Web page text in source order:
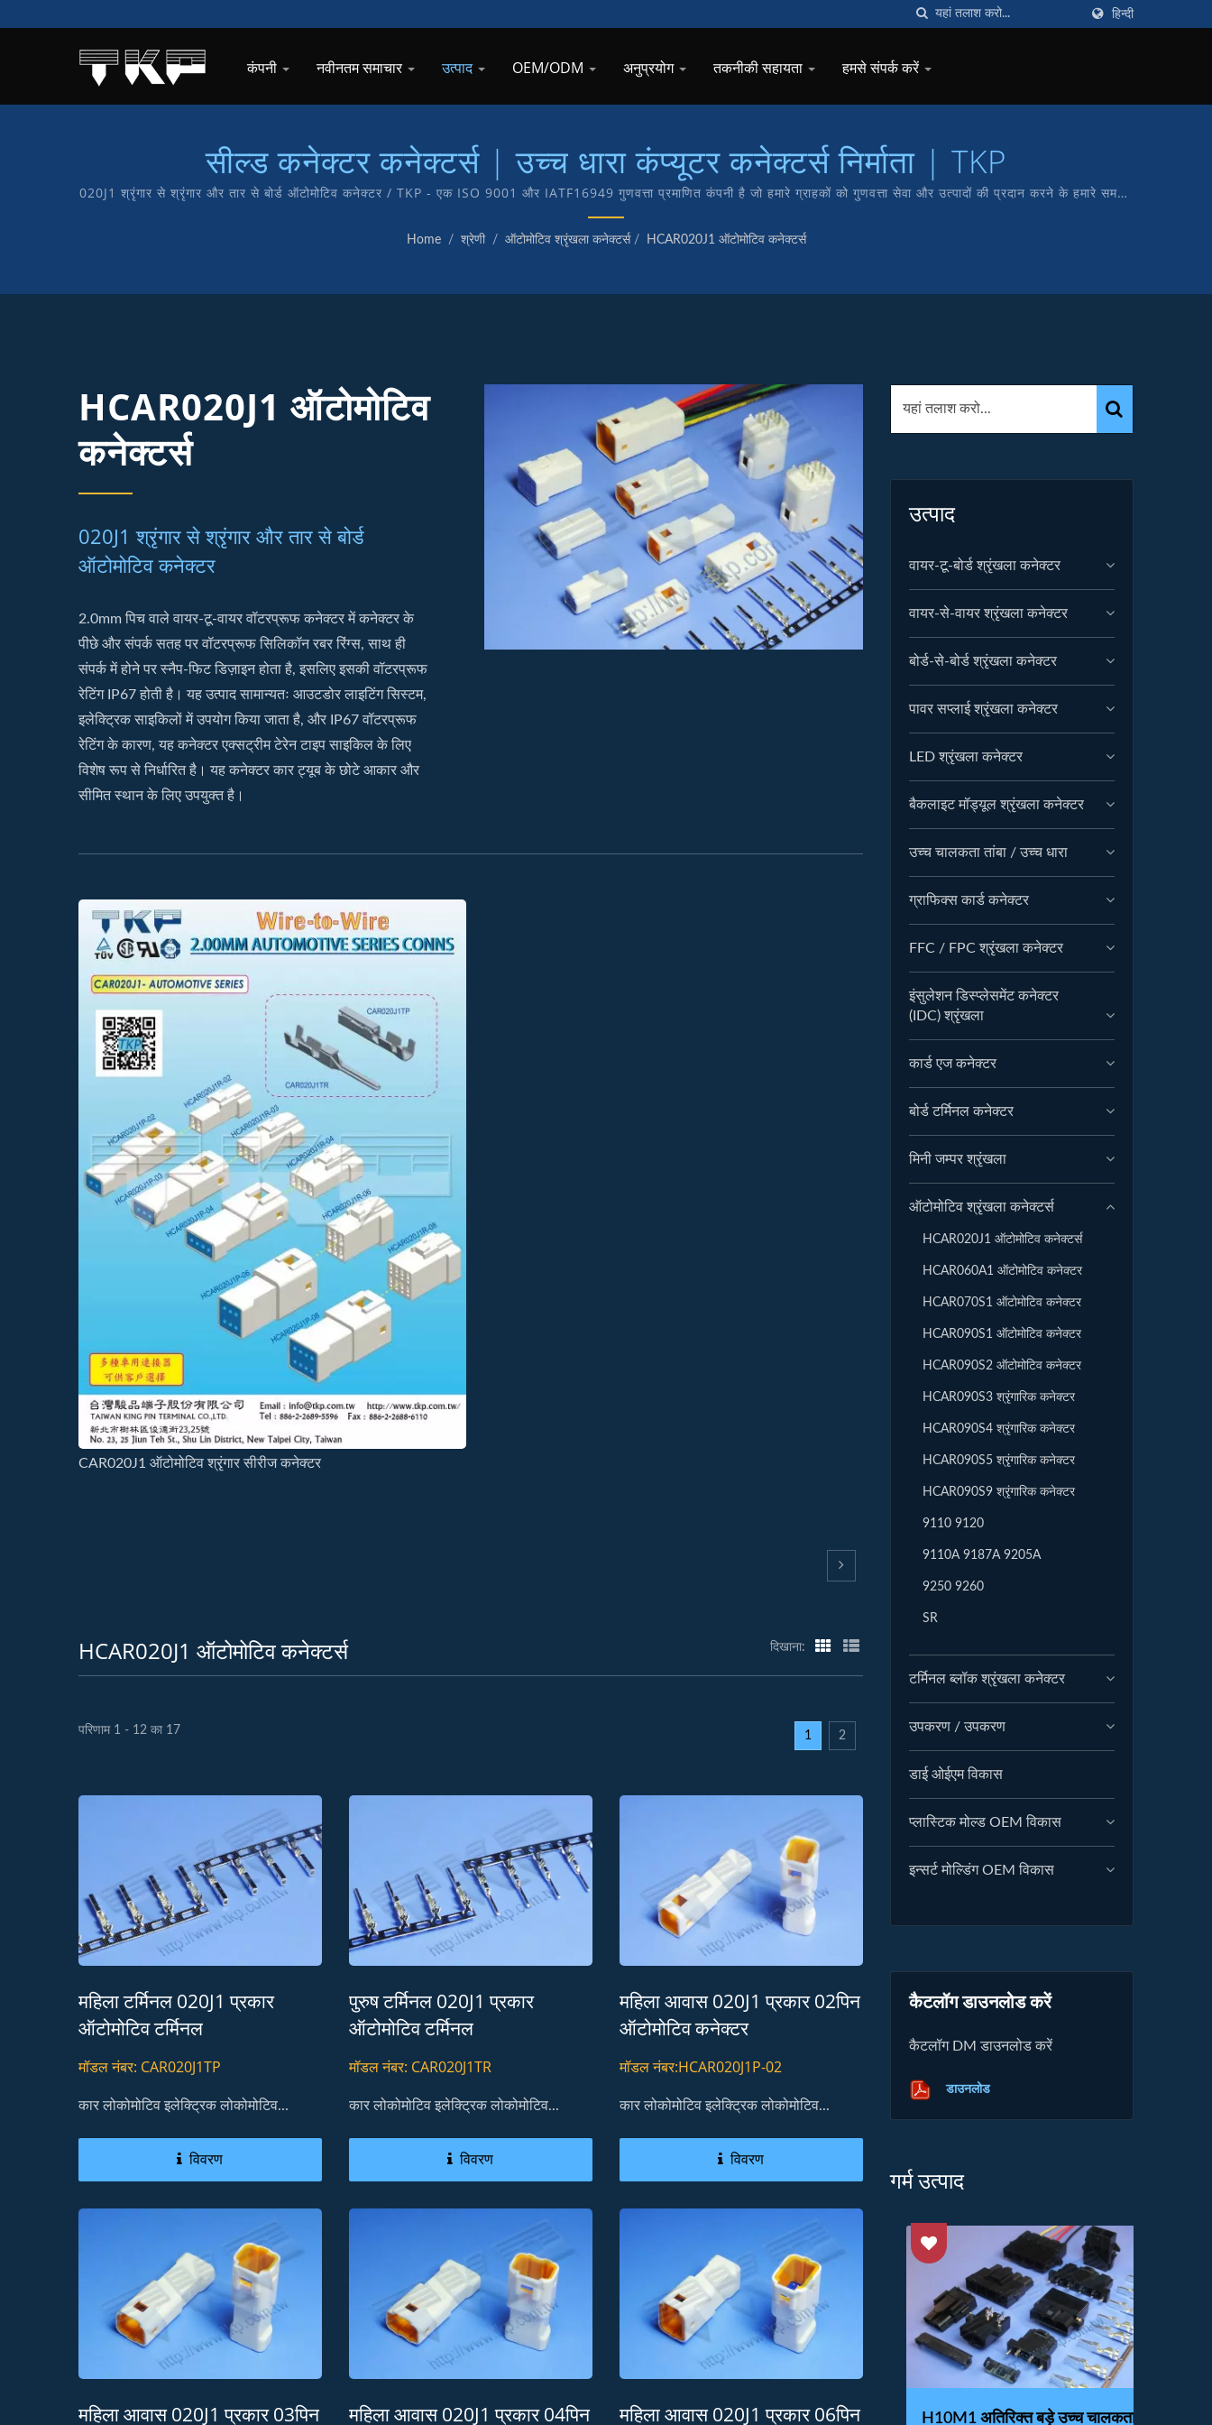
हिन्दी
कंपनी नवीनतम समाचार उत्पाद OEM/ODM अनुप्रयोग तकनीकी सहायता हमसे संपर्क करें
सील्ड कनेक्टर कनेक्टर्स | उच्च धारा कंप्यूटर कनेक्टर्स निर्माता | TKP
020J1 श्रृंगार से श्रृंगार और तार से बोर्ड ऑटोमोटिव कनेक्टर / TKP - एक ISO 9001 और IATF16949 गुणवत्ता प्रमाणित कंपनी है जो हमारे ग्राहकों को गुणवत्ता सेवा और उत्पादों की प्रदान करने के हमारे समर्पण
का प्रतीक है। हमारे पास अपने उत्पादों के आंतरिक अनुसंधान और निर्माण की सुविधा है जिसमें TKP ब्रांड है।
Home / श्रेणी / ऑटोमोटिव श्रृंखला कनेक्टर्स / HCAR020J1 ऑटोमोटिव कनेक्टर्स
HCAR020J1 ऑटोमोटिव
कनेक्टर्स
020J1 श्रृंगार से श्रृंगार और तार से बोर्ड
ऑटोमोटिव कनेक्टर
2.0mm पिच वाले वायर-टू-वायर वॉटरप्रूफ कनेक्टर में कनेक्टर के
पीछे और संपर्क सतह पर वॉटरप्रूफ सिलिकॉन रबर रिंग्स, साथ ही
संपर्क में होने पर स्नैप-फिट डिज़ाइन होता है, इसलिए इसकी वॉटरप्रूफ
रेटिंग IP67 होती है। यह उत्पाद सामान्यतः आउटडोर लाइटिंग सिस्टम,
इलेक्ट्रिक साइकिलों में उपयोग किया जाता है, और IP67 वॉटरप्रूफ
रेटिंग के कारण, यह कनेक्टर एक्सट्रीम टेरेन टाइप साइकिल के लिए
विशेष रूप से निर्धारित है। यह कनेक्टर कार ट्यूब के छोटे आकार और
सीमित स्थान के लिए उपयुक्त है।
CAR020J1 ऑटोमोटिव श्रृंगार सीरीज कनेक्टर
HCAR020J1 ऑटोमोटिव कनेक्टर्स दिखाना:
परिणाम 1 - 12 का 17 1 2
महिला टर्मिनल 020J1 प्रकार
ऑटोमोटिव टर्मिनल
मॉडल नंबर: CAR020J1TP
कार लोकोमोटिव इलेक्ट्रिक लोकोमोटिव...
विवरण
पुरुष टर्मिनल 020J1 प्रकार
ऑटोमोटिव टर्मिनल
मॉडल नंबर: CAR020J1TR
कार लोकोमोटिव इलेक्ट्रिक लोकोमोटिव...
विवरण
महिला आवास 020J1 प्रकार 02पिन
ऑटोमोटिव कनेक्टर
मॉडल नंबर:HCAR020J1P-02
कार लोकोमोटिव इलेक्ट्रिक लोकोमोटिव...
विवरण
महिला आवास 020J1 प्रकार 03पिन
महिला आवास 020J1 प्रकार 04पिन
महिला आवास 020J1 प्रकार 06पिन
उत्पाद
वायर-टू-बोर्ड श्रृंखला कनेक्टर
वायर-से-वायर श्रृंखला कनेक्टर
बोर्ड-से-बोर्ड श्रृंखला कनेक्टर
पावर सप्लाई श्रृंखला कनेक्टर
LED श्रृंखला कनेक्टर
बैकलाइट मॉड्यूल श्रृंखला कनेक्टर
उच्च चालकता तांबा / उच्च धारा
ग्राफिक्स कार्ड कनेक्टर
FFC / FPC श्रृंखला कनेक्टर
इंसुलेशन डिस्प्लेसमेंट कनेक्टर
(IDC) श्रृंखला
कार्ड एज कनेक्टर
बोर्ड टर्मिनल कनेक्टर
मिनी जम्पर श्रृंखला
ऑटोमोटिव श्रृंखला कनेक्टर्स
HCAR020J1 ऑटोमोटिव कनेक्टर्स
HCAR060A1 ऑटोमोटिव कनेक्टर
HCAR070S1 ऑटोमोटिव कनेक्टर
HCAR090S1 ऑटोमोटिव कनेक्टर
HCAR090S2 ऑटोमोटिव कनेक्टर
HCAR090S3 श्रृंगारिक कनेक्टर
HCAR090S4 श्रृंगारिक कनेक्टर
HCAR090S5 श्रृंगारिक कनेक्टर
HCAR090S9 श्रृंगारिक कनेक्टर
9110 9120
9110A 9187A 9205A
9250 9260
SR
टर्मिनल ब्लॉक श्रृंखला कनेक्टर
उपकरण / उपकरण
डाई ओईएम विकास
प्लास्टिक मोल्ड OEM विकास
इन्सर्ट मोल्डिंग OEM विकास
कैटलॉग डाउनलोड करें
कैटलॉग DM डाउनलोड करें
डाउनलोड
गर्म उत्पाद
H20M5 कार लाइट डायनामिक
H10M1 अतिरिक्त बड़े उच्च चालकता
H20M5 कार लाइट डायनामिक
H10M1 अतिरिक्त बड़े उच्च चालकता